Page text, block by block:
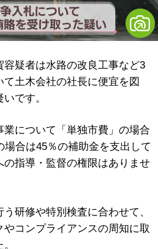
疑者は水路の改良工事など3
土木会社の社長に便宜を図
です。
について「単独市費」の場合
場合は45％の補助金を支出して
の指導・監督の権限はありませ
研修や特別検査に合わせて、
コンプライアンスの周知に取